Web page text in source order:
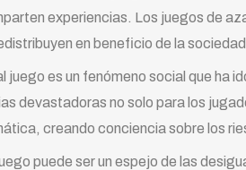
experiencias. Los juegos de
en beneficio de la
juego es un fenómeno social que ha
devastadoras no solo para los
creando conciencia sobre los
puede ser un espejo de las